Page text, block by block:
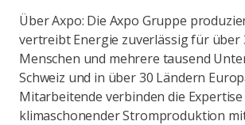
Über Axpo: Die Axpo Gruppe
vertreibt Energie zuverlässig für über
Menschen und mehrere tausend
Schweiz und in über 30 Ländern
Mitarbeitende verbinden die Expertise
klimaschonender Stromproduktion